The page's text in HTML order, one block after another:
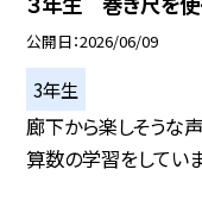
公開日 2026/06/09
3年生
廊下から楽しそうな
算数の学習をしてい